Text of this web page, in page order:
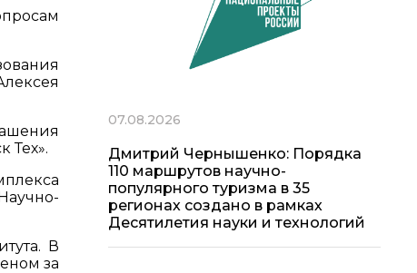
Тех».
В
за
07.08.2026
Дмитрий Чернышенко: Порядка
110 маршрутов научно-
популярного туризма в 35
регионах создано в рамках
Десятилетия науки и технологий